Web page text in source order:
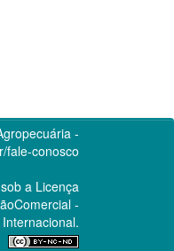
-
fale-conosco
a Licença
-